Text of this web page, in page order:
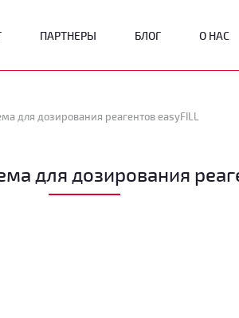
ПАРТНЕРЫ БЛОГ О НАС
для дозирования реагентов easyFILL
для дозирования